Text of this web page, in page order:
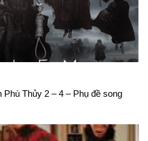
Phù Thủy 2 – 4 – Phụ đề song